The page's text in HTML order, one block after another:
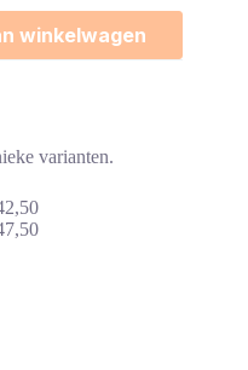
winkelwagen
varianten.